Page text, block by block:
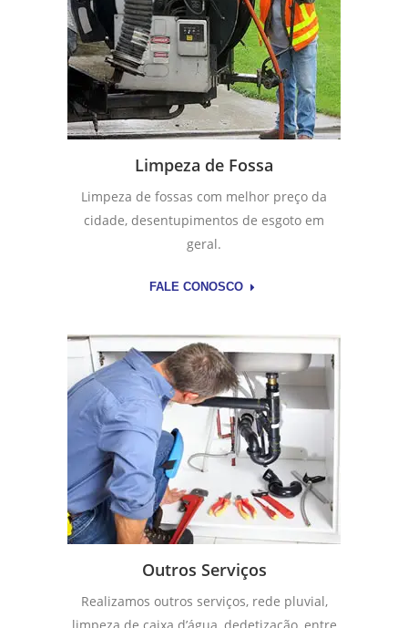
Limpeza de Fossa
Limpeza de fossas com melhor preço da
cidade, desentupimentos de esgoto em
geral.
FALE CONOSCO
Outros Serviços
Realizamos outros serviços, rede pluvial,